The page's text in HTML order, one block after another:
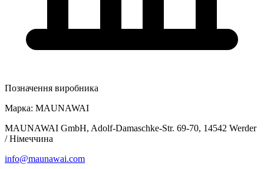
Позначення виробника
Марка: MAUNAWAI
MAUNAWAI GmbH, Adolf-Damaschke-Str. 69-70, 14542 Werder
/ Німеччина
info@maunawai.com